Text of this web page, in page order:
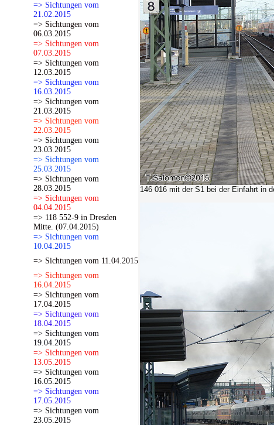
=> Sichtungen vom
21.02.2015
=> Sichtungen vom
06.03.2015
=> Sichtungen vom
07.03.2015
=> Sichtungen vom
12.03.2015
=> Sichtungen vom
16.03.2015
=> Sichtungen vom
21.03.2015
=> Sichtungen vom
22.03.2015
=> Sichtungen vom
23.03.2015
=> Sichtungen vom
25.03.2015
=> Sichtungen vom
28.03.2015
=> Sichtungen vom
04.04.2015
=> 118 552-9 in Dresden
Mitte. (07.04.2015)
=> Sichtungen vom
10.04.2015
=> Sichtungen vom 11.04.2015
=> Sichtungen vom
16.04.2015
=> Sichtungen vom
17.04.2015
=> Sichtungen vom
18.04.2015
=> Sichtungen vom
19.04.2015
=> Sichtungen vom
13.05.2015
=> Sichtungen vom
16.05.2015
=> Sichtungen vom
17.05.2015
=> Sichtungen vom
23.05.2015
146 016 mit der S1 bei der Einfahrt in